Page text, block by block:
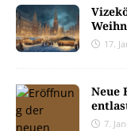
17.
Neue
7.